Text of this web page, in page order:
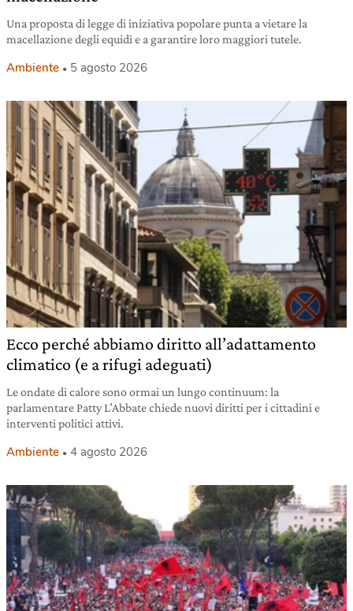
Una proposta di legge di iniziativa popolare punta a vietare la
macellazione degli equidi e a garantire loro maggiori tutele.
Ambiente 5 agosto 2026
Ecco perché abbiamo diritto all’adattamento
climatico (e a rifugi adeguati)
Le ondate di calore sono ormai un lungo continuum: la
parlamentare Patty L’Abbate chiede nuovi diritti per i cittadini e
interventi politici attivi.
Ambiente 4 agosto 2026